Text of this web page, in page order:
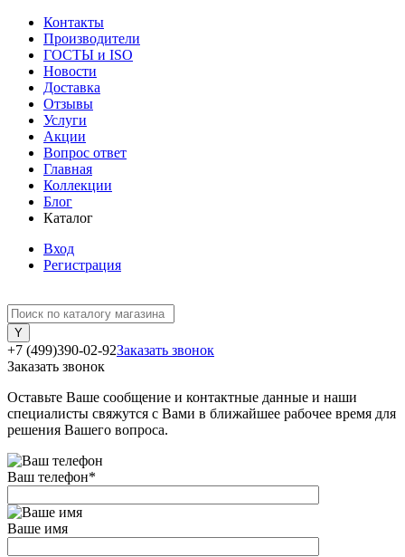
Контакты
Производители
ГОСТЫ и ISO
Новости
Доставка
Отзывы
Услуги
Акции
Вопрос ответ
Главная
Коллекции
Блог
Каталог
Вход
Регистрация
+7 (499)390-02-92Заказать звонок
Заказать звонок
Оставьте Ваше сообщение и контактные данные и наши
специалисты свяжутся с Вами в ближайшее рабочее время для
решения Вашего вопроса.
Ваш телефон*
Ваше имя